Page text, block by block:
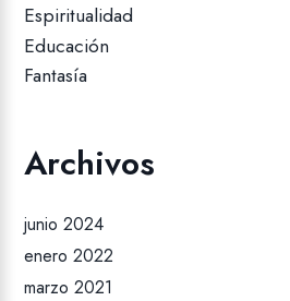
Espiritualidad
Educación
Fantasía
Archivos
junio 2024
enero 2022
marzo 2021